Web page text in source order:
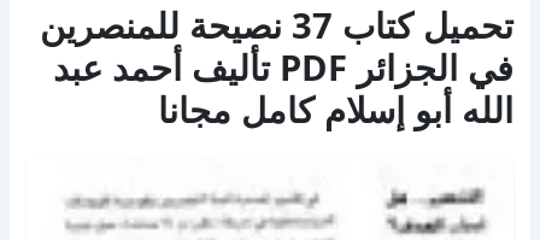
تحميل كتاب 37 نصيحة للمنصرين
في الجزائر PDF تأليف أحمد عبد
الله أبو إسلام كامل مجانا